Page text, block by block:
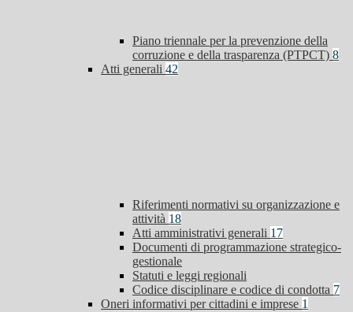
Piano triennale per la prevenzione della
corruzione e della trasparenza (PTPCT) 8
Atti generali 42
Riferimenti normativi su organizzazione e
attività 18
Atti amministrativi generali 17
Documenti di programmazione strategico-
gestionale
Statuti e leggi regionali
Codice disciplinare e codice di condotta 7
Oneri informativi per cittadini e imprese 1